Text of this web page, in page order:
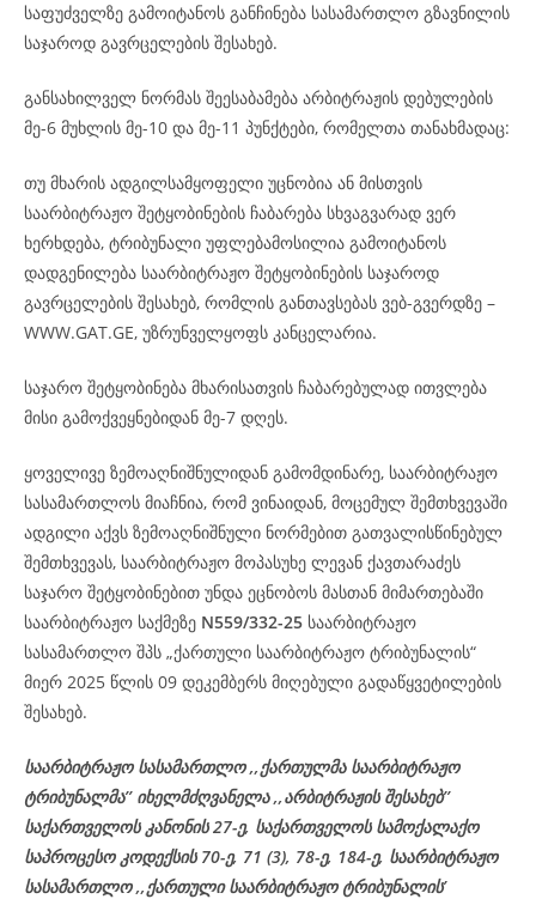
საფუძველზე გამოიტანოს განჩინება სასამართლო გზავნილის
საჯაროდ გავრცელების შესახებ.
განსახილველ ნორმას შეესაბამება არბიტრაჟის დებულების
მე-6 მუხლის მე-10 და მე-11 პუნქტები, რომელთა თანახმადაც:
თუ მხარის ადგილსამყოფელი უცნობია ან მისთვის
საარბიტრაჟო შეტყობინების ჩაბარება სხვაგვარად ვერ
ხერხდება, ტრიბუნალი უფლებამოსილია გამოიტანოს
დადგენილება საარბიტრაჟო შეტყობინების საჯაროდ
გავრცელების შესახებ, რომლის განთავსებას ვებ-გვერდზე –
WWW.GAT.GE, უზრუნველყოფს კანცელარია.
საჯარო შეტყობინება მხარისათვის ჩაბარებულად ითვლება
მისი გამოქვეყნებიდან მე-7 დღეს.
ყოველივე ზემოაღნიშნულიდან გამომდინარე, საარბიტრაჟო
სასამართლოს მიაჩნია, რომ ვინაიდან, მოცემულ შემთხვევაში
ადგილი აქვს ზემოაღნიშნული ნორმებით გათვალისწინებულ
შემთხვევას, საარბიტრაჟო მოპასუხე ლევან ქავთარაძეს
საჯარო შეტყობინებით უნდა ეცნობოს მასთან მიმართებაში
საარბიტრაჟო საქმეზე N559/332-25 საარბიტრაჟო
სასამართლო შპს „ქართული საარბიტრაჟო ტრიბუნალის“
მიერ 2025 წლის 09 დეკემბერს მიღებული გადაწყვეტილების
შესახებ.
საარბიტრაჟო სასამართლო ,,ქართულმა საარბიტრაჟო
ტრიბუნალმა’’ იხელმძღვანელა ,,არბიტრაჟის შესახებ’’
საქართველოს კანონის 27-ე, საქართველოს სამოქალაქო
საპროცესო კოდექსის 70-ე, 71 (3), 78-ე, 184-ე, საარბიტრაჟო
სასამართლო ,,ქართული საარბიტრაჟო ტრიბუნალის’